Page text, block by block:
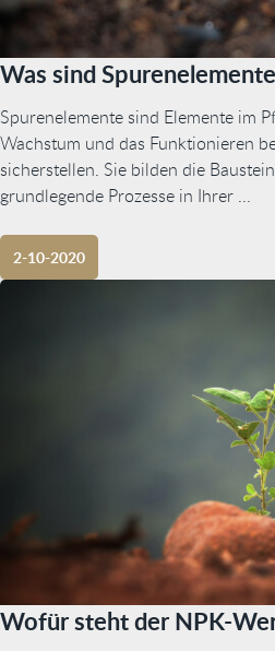
Was sind
Spurenelemente sind Elemente im
Wachstum und das Funktionieren
sicherstellen. Sie bilden die
grundlegende Prozesse in Ihrer ...
2-10-2020
Wofür steht der NPK-